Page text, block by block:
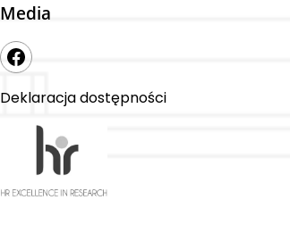
Media
Deklaracja dostępności